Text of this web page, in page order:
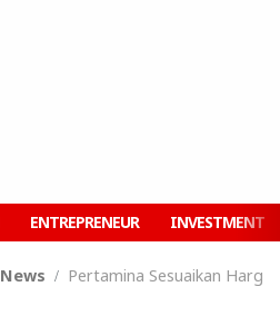
ENTREPRENEUR INVESTMENT
News Pertamina Sesuaikan